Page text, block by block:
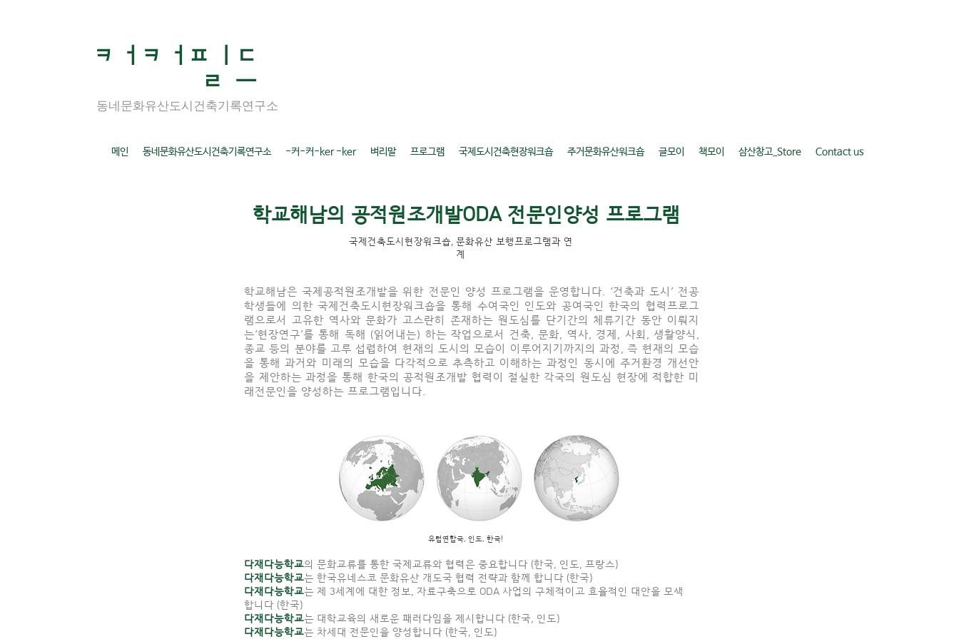
ㅋ ㅓㅋ ㅓㅍ ㅣㄷ
ㄹ ㅡ
동네문화유산도시건축기록연구소
메인 동네문화유산도시건축기록연구소 -커-커-ker -ker 벼리말 프로그램 국제도시건축현장워크숍 주거문화유산워크숍 글모이 책모이 삼산창고_Store Contact us
학교해남의 공적원조개발ODA 전문인양성 프로그램
국제건축도시현장워크숍, 문화유산 보행프로그램과 연
계
학교해남은 국제공적원조개발을 위한 전문인 양성 프로그램을 운영합니다. ‘건축과 도시’ 전공
학생들에 의한 국제건축도시현장워크숍을 통해 수여국인 인도와 공여국인 한국의 협력프로그
램으로서 고유한 역사와 문화가 고스란히 존재하는 원도심를 단기간의 체류기간 동안 이뤄지
는‘현장연구’를 통해 독해 (읽어내는) 하는 작업으로서 건축, 문화, 역사, 경제, 사회, 생활양식,
종교 등의 분야를 고루 섭렵하여 현재의 도시의 모습이 이루어지기까지의 과정, 즉 현재의 모습
을 통해 과거와 미래의 모습을 다각적으로추측하고 이해하는 과정인 동시에 주거환경 개선안
을 제안하는 과정을 통해 한국의 공적원조개발 협력이 절실한 각국의 원도심 현장에 적합한 미
래전문인을 양성하는 프로그램입니다.
유럽연합국, 인도, 한국!
다재다능학교의 문화교류를 통한 국제교류와 협력은 중요합니다 (한국, 인도, 프랑스)
다재다능학교는 한국유네스코 문화유산 개도국 협력 전략과 함께 합니다 (한국)
다재다능학교는 제 3세계에 대한 정보, 자료구축으로 ODA 사업의 구체적이고 효율적인 대안을 모색
합니다 (한국)
다재다능학교는 대학교육의 새로운 패러다임을 제시합니다 (한국, 인도)
다재다능학교는 차세대 전문인을 양성합니다 (한국, 인도)